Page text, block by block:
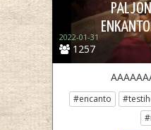
1257
2022-01-31
#encanto